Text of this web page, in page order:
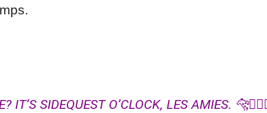
IT’S SIDEQUEST O’CLOCK, LES AMIES.